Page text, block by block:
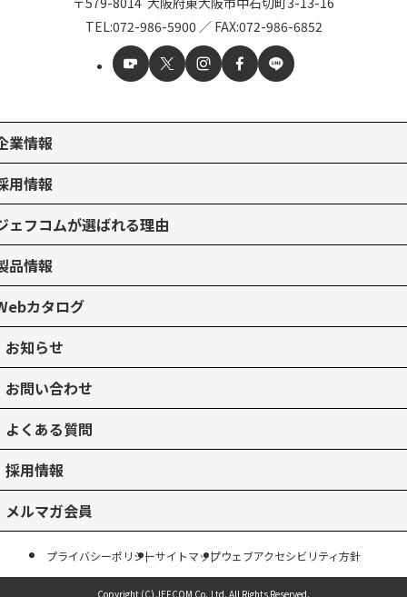
TEL:072-986-5900 ／ FAX:072-986-6852
業情報
用情報
ェフコムが選ばれる理由
品情報
カタログ
お知らせ
お問い合わせ
よくある質問
採用情報
メルマガ会員
プライバシーポリシーサイトマップウェブアクセシビリティ方針
Copyright (C) JEFCOM Co.,Ltd. All Rights Reserved.